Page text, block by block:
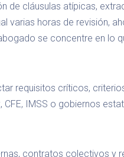
de cláusulas atípicas,
varias horas de revisión,
se concentre en lo
requisitos críticos,
IMSS o gobiernos
contratos colectivos y